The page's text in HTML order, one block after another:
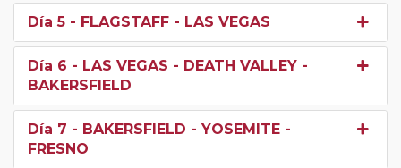
Día 5 - FLAGSTAFF - LAS VEGAS
Día 6 - LAS VEGAS - DEATH VALLEY -
BAKERSFIELD
Día 7 - BAKERSFIELD - YOSEMITE -
FRESNO